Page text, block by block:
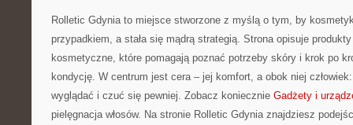
Rolletic Gdynia to miejsce stworzone z myślą o tym, by
przypadkiem, a stała się mądrą strategią. Strona opisuje
kosmetyczne, które pomagają poznać potrzeby skóry i krok po
kondycję. W centrum jest cera – jej komfort, a obok niej
wyglądać i czuć się pewniej. Zobacz koniecznie Gadżety i
pielęgnacja włosów. Na stronie Rolletic Gdynia znajdziesz